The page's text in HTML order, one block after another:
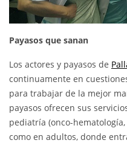
Payasos que sanan
Los actores y payasos de
continuamente en
para trabajar de la mejor
payasos ofrecen sus
pediatría (onco-
como en adultos, donde